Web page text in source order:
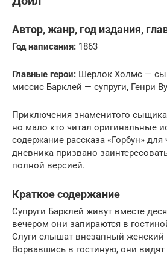
Автор, жанр, год издания,
Год написания: 1863
Главные герои: Шерлок Холмс —
миссис Барклей — супруги, Генри
Приключения знаменитого
но мало кто читал оригинальные
содержание рассказа «Горбун» для
дневника призвано
полной версией.
Краткое содержание
Супруги Барклей живут вместе
вечером они запираются в
Слуги слышат внезапный женский
Ворвавшись в гостиную, они